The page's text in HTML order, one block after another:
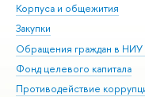
Корпуса и общежития
Закупки
Обращения граждан в
Фонд целевого капитала
Противодействие